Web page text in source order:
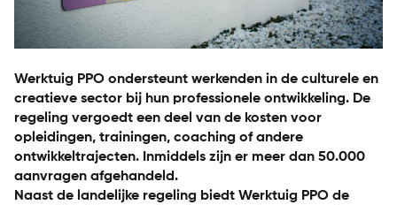
Werktuig PPO ondersteunt werkenden in de culturele en
creatieve sector bij hun professionele ontwikkeling. De
regeling vergoedt een deel van de kosten voor
opleidingen, trainingen, coaching of andere
ontwikkeltrajecten. Inmiddels zijn er meer dan 50.000
aanvragen afgehandeld.
Naast de landelijke regeling biedt Werktuig PPO de